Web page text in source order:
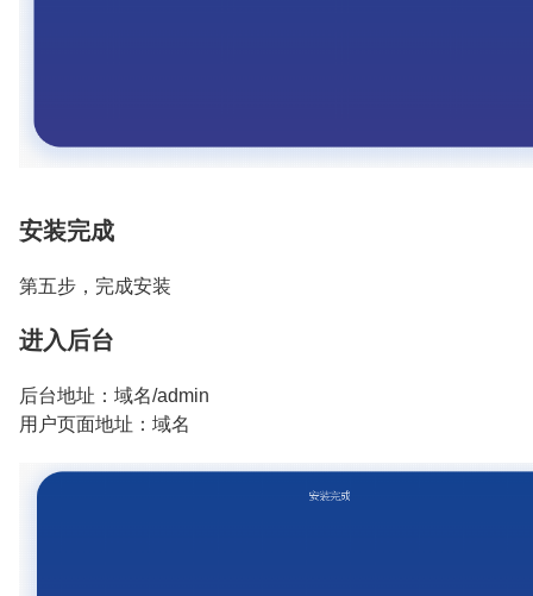
安装完成
第五步，完成安装
进入后台
后台地址：域名/admin
用户页面地址：域名